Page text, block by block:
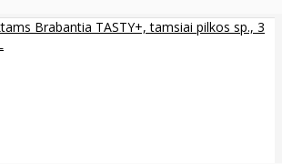
Brabantia TASTY+, tamsiai pilkos sp., 3